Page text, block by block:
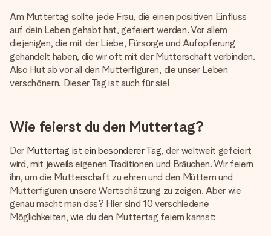
Am Muttertag sollte jede Frau, die einen positiven Einfluss
auf dein Leben gehabt hat, gefeiert werden. Vor allem
diejenigen, die mit der Liebe, Fürsorge und Aufopferung
gehandelt haben, die wir oft mit der Mutterschaft verbinden.
Also Hut ab vor all den Mutterfiguren, die unser Leben
verschönern. Dieser Tag ist auch für sie!
Wie feierst du den Muttertag?
Der Muttertag ist ein besonderer Tag, der weltweit gefeiert
wird, mit jeweils eigenen Traditionen und Bräuchen. Wir feiern
ihn, um die Mutterschaft zu ehren und den Müttern und
Mutterfiguren unsere Wertschätzung zu zeigen. Aber wie
genau macht man das? Hier sind 10 verschiedene
Möglichkeiten, wie du den Muttertag feiern kannst: